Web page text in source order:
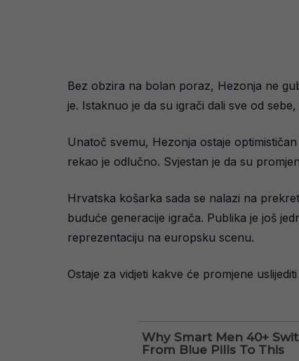
Bez obzira na bolan poraz, Hezonja ne
je. Istaknuo je da su igrači dali sve od
Unatoč svemu, Hezonja ostaje
rekao je odlučno. Svjestan je da su
Hrvatska košarka sada se nalazi na
buduće generacije igrača. Publika je još
reprezentaciju na europsku scenu.
Ostaje za vidjeti kakve će promjene